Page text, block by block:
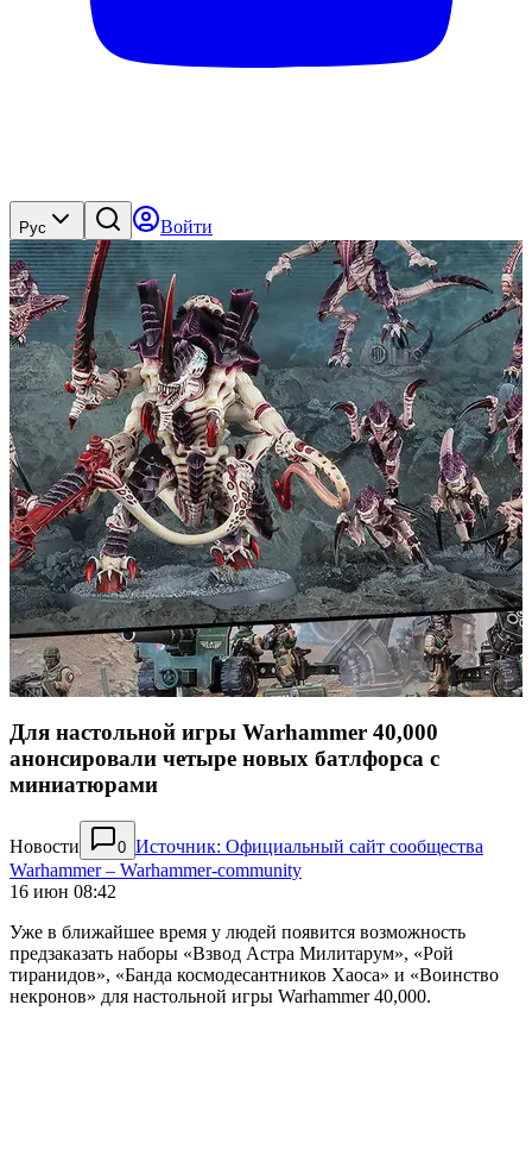
Рус Войти
Для настольной игры Warhammer 40,000
анонсировали четыре новых батлфорса с
миниатюрами
Новости 0 Источник: Официальный сайт сообщества
Warhammer – Warhammer-community
16 июн 08:42
Уже в ближайшее время у людей появится возможность
предзаказать наборы «Взвод Астра Милитарум», «Рой
тиранидов», «Банда космодесантников Хаоса» и «Воинство
некронов» для настольной игры Warhammer 40,000.